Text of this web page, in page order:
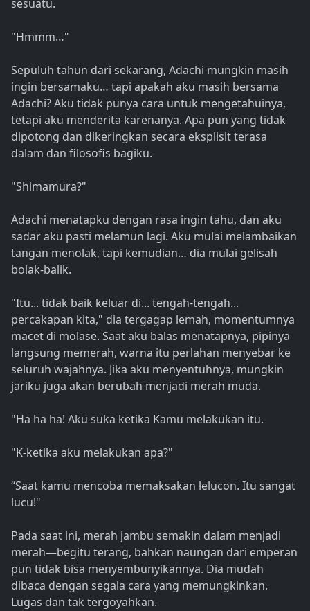
sesuatu.
"Hmmm…"
Sepuluh tahun dari sekarang, Adachi mungkin masih
ingin bersamaku… tapi apakah aku masih bersama
Adachi? Aku tidak punya cara untuk mengetahuinya,
tetapi aku menderita karenanya. Apa pun yang tidak
dipotong dan dikeringkan secara eksplisit terasa
dalam dan filosofis bagiku.
"Shimamura?"
Adachi menatapku dengan rasa ingin tahu, dan aku
sadar aku pasti melamun lagi. Aku mulai melambaikan
tangan menolak, tapi kemudian… dia mulai gelisah
bolak-balik.
"Itu... tidak baik keluar di... tengah-tengah...
percakapan kita," dia tergagap lemah, momentumnya
macet di molase. Saat aku balas menatapnya, pipinya
langsung memerah, warna itu perlahan menyebar ke
seluruh wajahnya. Jika aku menyentuhnya, mungkin
jariku juga akan berubah menjadi merah muda.
"Ha ha ha! Aku suka ketika Kamu melakukan itu.
"K-ketika aku melakukan apa?"
“Saat kamu mencoba memaksakan lelucon. Itu sangat
lucu!"
Pada saat ini, merah jambu semakin dalam menjadi
merah—begitu terang, bahkan naungan dari emperan
pun tidak bisa menyembunyikannya. Dia mudah
dibaca dengan segala cara yang memungkinkan.
Lugas dan tak tergoyahkan.